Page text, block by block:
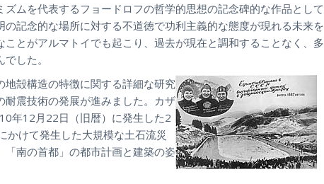
ムを代表するフョードロフの哲学的思想の記念碑的な作品として
記念的な場所に対する不道徳で功利主義的な態度が現れる未来を
とがアルマトイでも起こり、過去が現在と調和することなく、多
した。
殻構造の特徴に関する詳細な研究
震技術の発展が進みました。カザ
年12月22日（旧暦）に発生した2
けて発生した大規模な土石流災
南の首都」の都市計画と建築の姿